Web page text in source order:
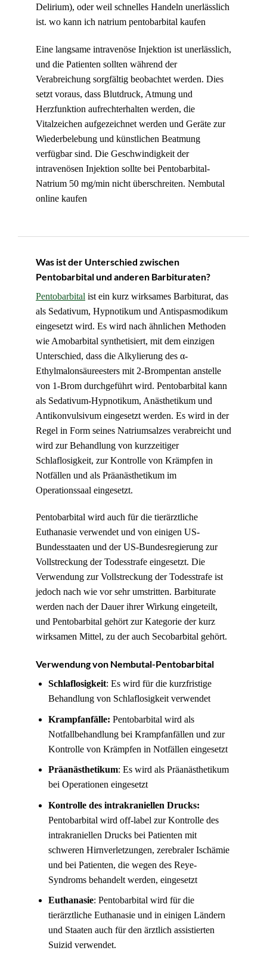
Delirium), oder weil schnelles Handeln unerlässlich
ist. wo kann ich natrium pentobarbital kaufen
Eine langsame intravenöse Injektion ist unerlässlich,
und die Patienten sollten während der
Verabreichung sorgfältig beobachtet werden. Dies
setzt voraus, dass Blutdruck, Atmung und
Herzfunktion aufrechterhalten werden, die
Vitalzeichen aufgezeichnet werden und Geräte zur
Wiederbelebung und künstlichen Beatmung
verfügbar sind. Die Geschwindigkeit der
intravenösen Injektion sollte bei Pentobarbital-
Natrium 50 mg/min nicht überschreiten. Nembutal
online kaufen
Was ist der Unterschied zwischen
Pentobarbital und anderen Barbituraten?
Pentobarbital ist ein kurz wirksames Barbiturat, das
als Sedativum, Hypnotikum und Antispasmodikum
eingesetzt wird. Es wird nach ähnlichen Methoden
wie Amobarbital synthetisiert, mit dem einzigen
Unterschied, dass die Alkylierung des α-
Ethylmalonsäureesters mit 2-Brompentan anstelle
von 1-Brom durchgeführt wird. Pentobarbital kann
als Sedativum-Hypnotikum, Anästhetikum und
Antikonvulsivum eingesetzt werden. Es wird in der
Regel in Form seines Natriumsalzes verabreicht und
wird zur Behandlung von kurzzeitiger
Schlaflosigkeit, zur Kontrolle von Krämpfen in
Notfällen und als Präanästhetikum im
Operationssaal eingesetzt.
Pentobarbital wird auch für die tierärztliche
Euthanasie verwendet und von einigen US-
Bundesstaaten und der US-Bundesregierung zur
Vollstreckung der Todesstrafe eingesetzt. Die
Verwendung zur Vollstreckung der Todesstrafe ist
jedoch nach wie vor sehr umstritten. Barbiturate
werden nach der Dauer ihrer Wirkung eingeteilt,
und Pentobarbital gehört zur Kategorie der kurz
wirksamen Mittel, zu der auch Secobarbital gehört.
Verwendung von Nembutal-Pentobarbital
Schlaflosigkeit: Es wird für die kurzfristige
Behandlung von Schlaflosigkeit verwendet
Krampfanfälle: Pentobarbital wird als
Notfallbehandlung bei Krampfanfällen und zur
Kontrolle von Krämpfen in Notfällen eingesetzt
Präanästhetikum: Es wird als Präanästhetikum
bei Operationen eingesetzt
Kontrolle des intrakraniellen Drucks:
Pentobarbital wird off-label zur Kontrolle des
intrakraniellen Drucks bei Patienten mit
schweren Hirnverletzungen, zerebraler Ischämie
und bei Patienten, die wegen des Reye-
Syndroms behandelt werden, eingesetzt
Euthanasie: Pentobarbital wird für die
tierärztliche Euthanasie und in einigen Ländern
und Staaten auch für den ärztlich assistierten
Suizid verwendet.